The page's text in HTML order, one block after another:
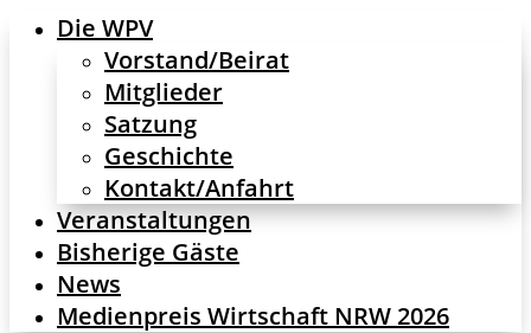
Die WPV
Vorstand/Beirat
Mitglieder
Satzung
Geschichte
Kontakt/Anfahrt
Veranstaltungen
Bisherige Gäste
News
Medienpreis Wirtschaft NRW 2026